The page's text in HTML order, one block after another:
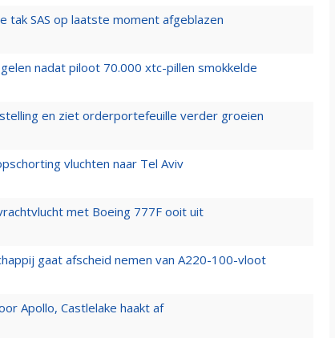
tak SAS op laatste moment afgeblazen
nadat piloot 70.000 xtc-pillen smokkelde
en ziet orderportefeuille verder groeien
vluchten naar Tel Aviv
met Boeing 777F ooit uit
gaat afscheid nemen van A220-100-vloot
Apollo, Castlelake haakt af